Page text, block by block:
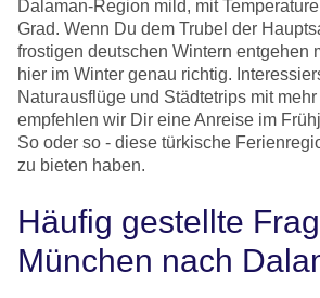
Dalaman-Region mild, mit
Grad. Wenn Du dem Trubel der
frostigen deutschen Wintern entgehen
hier im Winter genau richtig.
Naturausflüge und Städtetrips mit
empfehlen wir Dir eine Anreise im
So oder so - diese türkische
zu bieten haben.
Häufig gestellte
München nach